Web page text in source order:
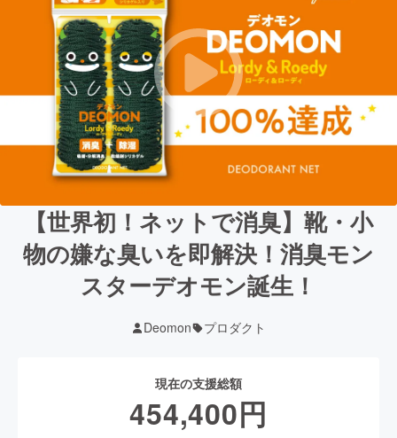
【世界初！ネットで消臭】靴・小
物の嫌な臭いを即解決！消臭モン
スターデオモン誕生！
Deomon プロダクト
現在の支援総額
454,400円